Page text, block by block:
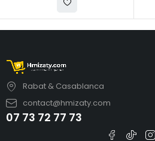
Rabat & Casablanca
contact@hmizaty.com
07 73 72 77 73